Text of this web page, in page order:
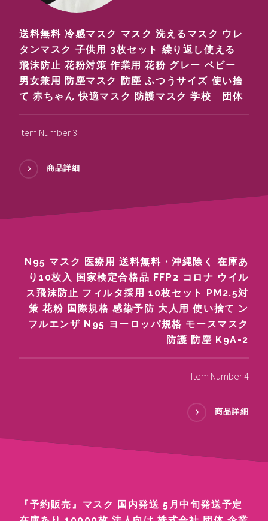
送料無料 冷感マスク マスク 洗えるマスク ウレ
タンマスク 子供用 3枚セット 繰り返し使える
飛沫防止 花粉対策 作業用 花粉 グレー ベビー
男女兼用 防塵マスク 防塵 ふつうサイズ 使い捨
て 赤ちゃん 快適マスク 防護マスク 学校 団体
Item Number 3
商品詳細
N95 マスク 医療用 送料無料・沖縄除く 在庫あ
り10枚入 国家検定合格品 FFP2 コロナ ウイル
ス飛沫防止 フィルタ採用 10枚セット PM2.5対
策 花粉 国際規格 感染予防 大人用 使い捨て ン
フルエンザ N95 ヨーロッパ規格 モースマスク
防護 防塵 K9A-2
Item Number 4
商品詳細
『予約販売』マスク 国内発送 5月中旬発送予定